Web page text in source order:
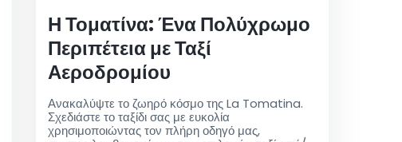
Η Τοματίνα: Ένα Πολύχρωμο
Περιπέτεια με Ταξί
Αεροδρομίου
Ανακαλύψτε το ζωηρό κόσμο της La Tomatina.
Σχεδιάστε το ταξίδι σας με ευκολία
χρησιμοποιώντας τον πλήρη οδηγό μας,